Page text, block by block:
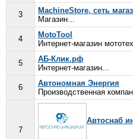
3
MachineStore, сеть
Магазин...
4
MotoTool
Интернет-магазин
5
АБ-Клик.рф
Интернет-магазин...
6
Автономная Энергия
Производственная
7
Автоснаб